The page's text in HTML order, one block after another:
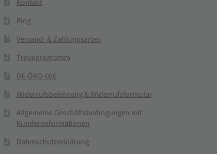
Kontakt
Blog
Versand- & Zahlungsarten
Treueprogramm
DE-ÖKO-006
Widerrufsbelehrung & Widerrufsformular
Allgemeine Geschäftsbedingungen mit
Kundeninformationen
Datenschutzerklärung